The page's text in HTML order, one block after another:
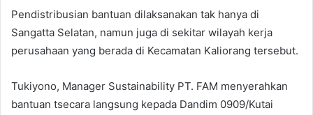
Pendistribusian bantuan dilaksanakan tak hanya di
Sangatta Selatan, namun juga di sekitar wilayah kerja
perusahaan yang berada di Kecamatan Kaliorang tersebut.
Tukiyono, Manager Sustainability PT. FAM menyerahkan
bantuan tsecara langsung kepada Dandim 0909/Kutai